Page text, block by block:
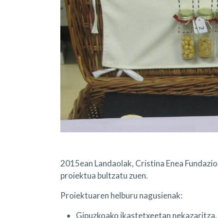
2015ean Landaolak, Cristina Enea
proiektua bultzatu zuen.
Proiektuaren helburu nagusienak:
Gipuzkoako ikastetxeetan